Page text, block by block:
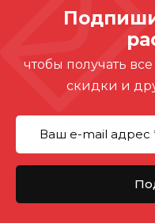
чтобы получать
скидки и